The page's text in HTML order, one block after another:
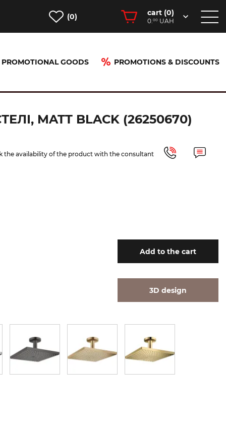
(0) cart (0)
0.00 UAH
PROMOTIONAL GOODS PROMOTIONS & DISCOUNTS
(26250670)
MATT BLACK (26250670)
the availability of the product with the consultant
Add to the cart
3D design